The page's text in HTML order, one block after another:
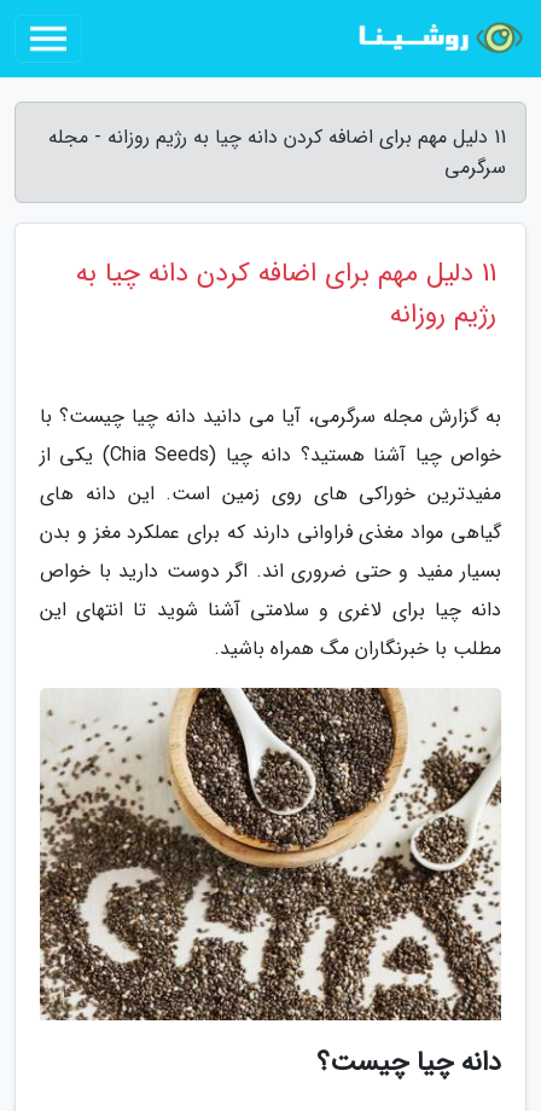
11 دلیل مهم برای اضافه کردن دانه چیا به رژیم روزانه - مجله
سرگرمی
11 دلیل مهم برای اضافه کردن دانه چیا به
رژیم روزانه
به گزارش مجله سرگرمی، آیا می دانید دانه چیا چیست؟ با
خواص چیا آشنا هستید؟ دانه چیا (Chia Seeds) یکی از
مفیدترین خوراکی های روی زمین است. این دانه های
گیاهی مواد مغذی فراوانی دارند که برای عملکرد مغز و بدن
بسیار مفید و حتی ضروری اند. اگر دوست دارید با خواص
دانه چیا برای لاغری و سلامتی آشنا شوید تا انتهای این
مطلب با خبرنگاران مگ همراه باشید.
دانه چیا چیست؟